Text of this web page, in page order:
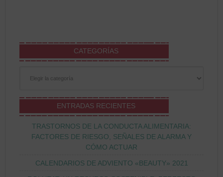
CATEGORÍAS
ENTRADAS RECIENTES
TRASTORNOS DE LA CONDUCTA ALIMENTARIA:
FACTORES DE RIESGO, SEÑALES DE ALARMA Y
CÓMO ACTUAR
CALENDARIOS DE ADVIENTO «BEAUTY» 2021